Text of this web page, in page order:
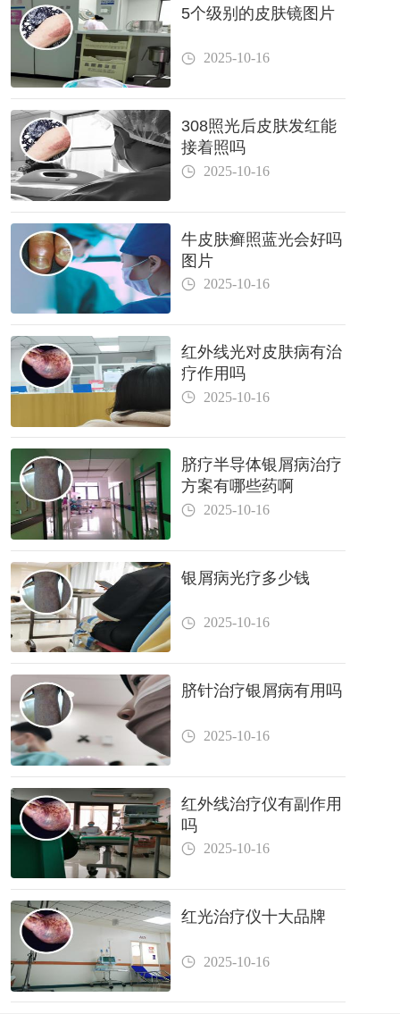
5个级别的皮肤镜图片
2025-10-16
308照光后皮肤发红能
接着照吗
2025-10-16
牛皮肤癣照蓝光会好吗
图片
2025-10-16
红外线光对皮肤病有治
疗作用吗
2025-10-16
脐疗半导体银屑病治疗
方案有哪些药啊
2025-10-16
银屑病光疗多少钱
2025-10-16
脐针治疗银屑病有用吗
2025-10-16
红外线治疗仪有副作用
吗
2025-10-16
红光治疗仪十大品牌
2025-10-16